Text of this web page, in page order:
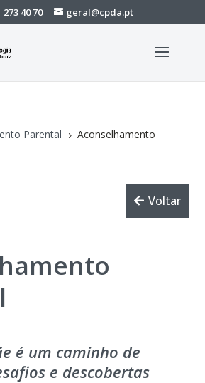
273 40 70 geral@cpda.pt
Parental 5
Aconselhamento
Voltar
é um caminho de
e descobertas